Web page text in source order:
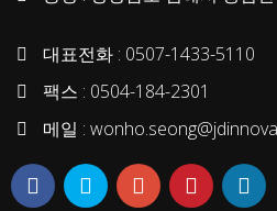
대표전화 : 0507-1433-5110
팩스 : 0504-184-2301
메일 :